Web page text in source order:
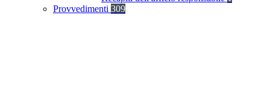
Provvedimenti 309